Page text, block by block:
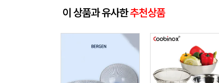
이 상품과 유사한추천상품